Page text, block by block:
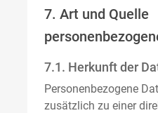
7. Art und Quelle
7.1. Herkunft der
Personenbezogene
zusätzlich zu einer